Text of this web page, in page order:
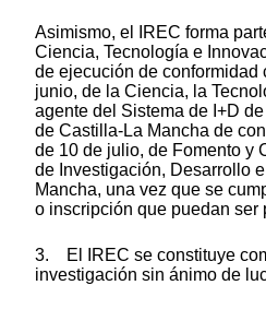
Asimismo, el IREC forma
Ciencia, Tecnología e
de ejecución de conformidad
junio, de la Ciencia, la
agente del Sistema de I+D
de Castilla-La Mancha de
de 10 de julio, de Fomento y
de Investigación, Desarrollo
Mancha, una vez que se
o inscripción que puedan ser
3. El IREC se constituye
investigación sin ánimo de